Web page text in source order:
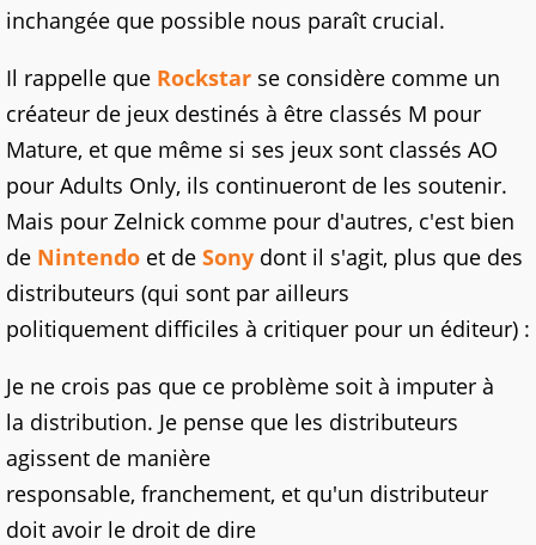
inchangée que possible nous paraît crucial.
Il rappelle que Rockstar se considère comme un
créateur de jeux destinés à être classés M pour
Mature, et que même si ses jeux sont classés AO
pour Adults Only, ils continueront de les soutenir.
Mais pour Zelnick comme pour d'autres, c'est bien
de Nintendo et de Sony dont il s'agit, plus que des
distributeurs (qui sont par ailleurs
politiquement difficiles à critiquer pour un éditeur) :
Je ne crois pas que ce problème soit à imputer à
la distribution. Je pense que les distributeurs
agissent de manière
responsable, franchement, et qu'un distributeur
doit avoir le droit de dire